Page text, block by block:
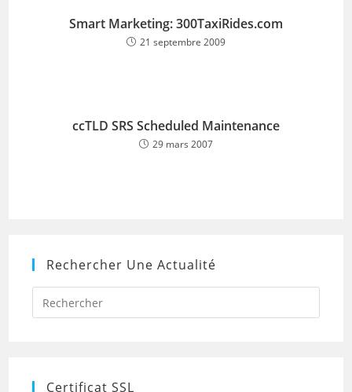
Smart Marketing: 300TaxiRides.com
21 septembre 2009
ccTLD SRS Scheduled Maintenance
29 mars 2007
Rechercher Une Actualité
Press
to
Certificat SSL